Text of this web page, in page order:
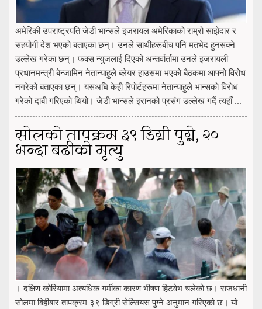
अमेरिकी उपराष्ट्रपति जेडी भान्सले इजरायल अमेरिकाको राम्रो साझेदार र
सहयोगी देश भएको बताएका छन्। उनले साथीहरूबीच पनि मतभेद हुनसक्ने
उल्लेख गरेका छन्। फक्स न्युजलाई दिएको अन्तर्वार्तामा उनले इजरायली
प्रधानमन्त्री बेन्जामिन नेतान्याहुले ब्लेयर हाउसमा भएको बैठकमा आफ्नो विरोध
नगरेको बताएका छन्। यसअघि केही रिपोर्टहरूमा नेतान्याहुले भान्सको विरोध
गरेको दाबी गरिएको थियो। जेडी भान्सले इरानको प्रसंग उल्लेख गर्दै त्यहाँ ...
सोलको तापक्रम ३९ डिग्री पुग्ने, २०
भन्दा बढीको मृत्यु
। दक्षिण कोरियामा अत्यधिक गर्मीका कारण भीषण हिटवेभ चलेको छ। राजधानी
सोलमा बिहीबार तापक्रम ३९ डिग्री सेल्सियस पुग्ने अनुमान गरिएको छ। यो